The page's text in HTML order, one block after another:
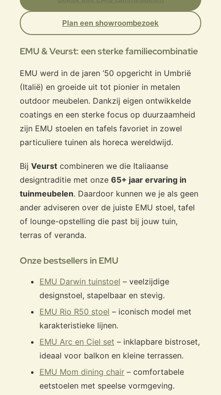
Plan een showroombezoek
EMU & Veurst: een sterke familiecombinatie
EMU werd in de jaren ’50 opgericht in Umbrië
(Italië) en groeide uit tot pionier in metalen
outdoor meubelen. Dankzij eigen ontwikkelde
coatings en een sterke focus op duurzaamheid
zijn EMU stoelen en tafels favoriet in zowel
particuliere tuinen als horeca wereldwijd.
Bij Veurst combineren we die Italiaanse
designtraditie met onze 65+ jaar ervaring in
tuinmeubelen. Daardoor kunnen we je als geen
ander adviseren over de juiste EMU stoel, tafel
of lounge-opstelling die past bij jouw tuin,
terras of veranda.
Onze bestsellers in EMU
EMU Darwin tuinstoel – veelzijdige
designstoel, stapelbaar en stevig.
EMU Rio R50 stoel – iconisch model met
karakteristieke lijnen.
EMU Arc en Ciel set – inklapbare bistroset,
ideaal voor balkon en kleine terrassen.
EMU Mom dining chair – comfortabele
eetstoelen met speelse vormgeving.